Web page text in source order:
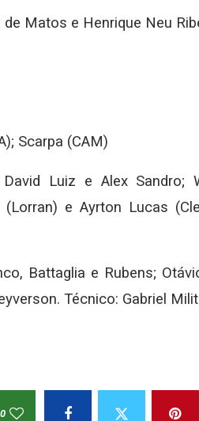
Matos e Henrique Neu
Scarpa (CAM)
Luiz e Alex Sandro;
e Ayrton Lucas
Battaglia e Rubens;
Técnico: Gabriel
0